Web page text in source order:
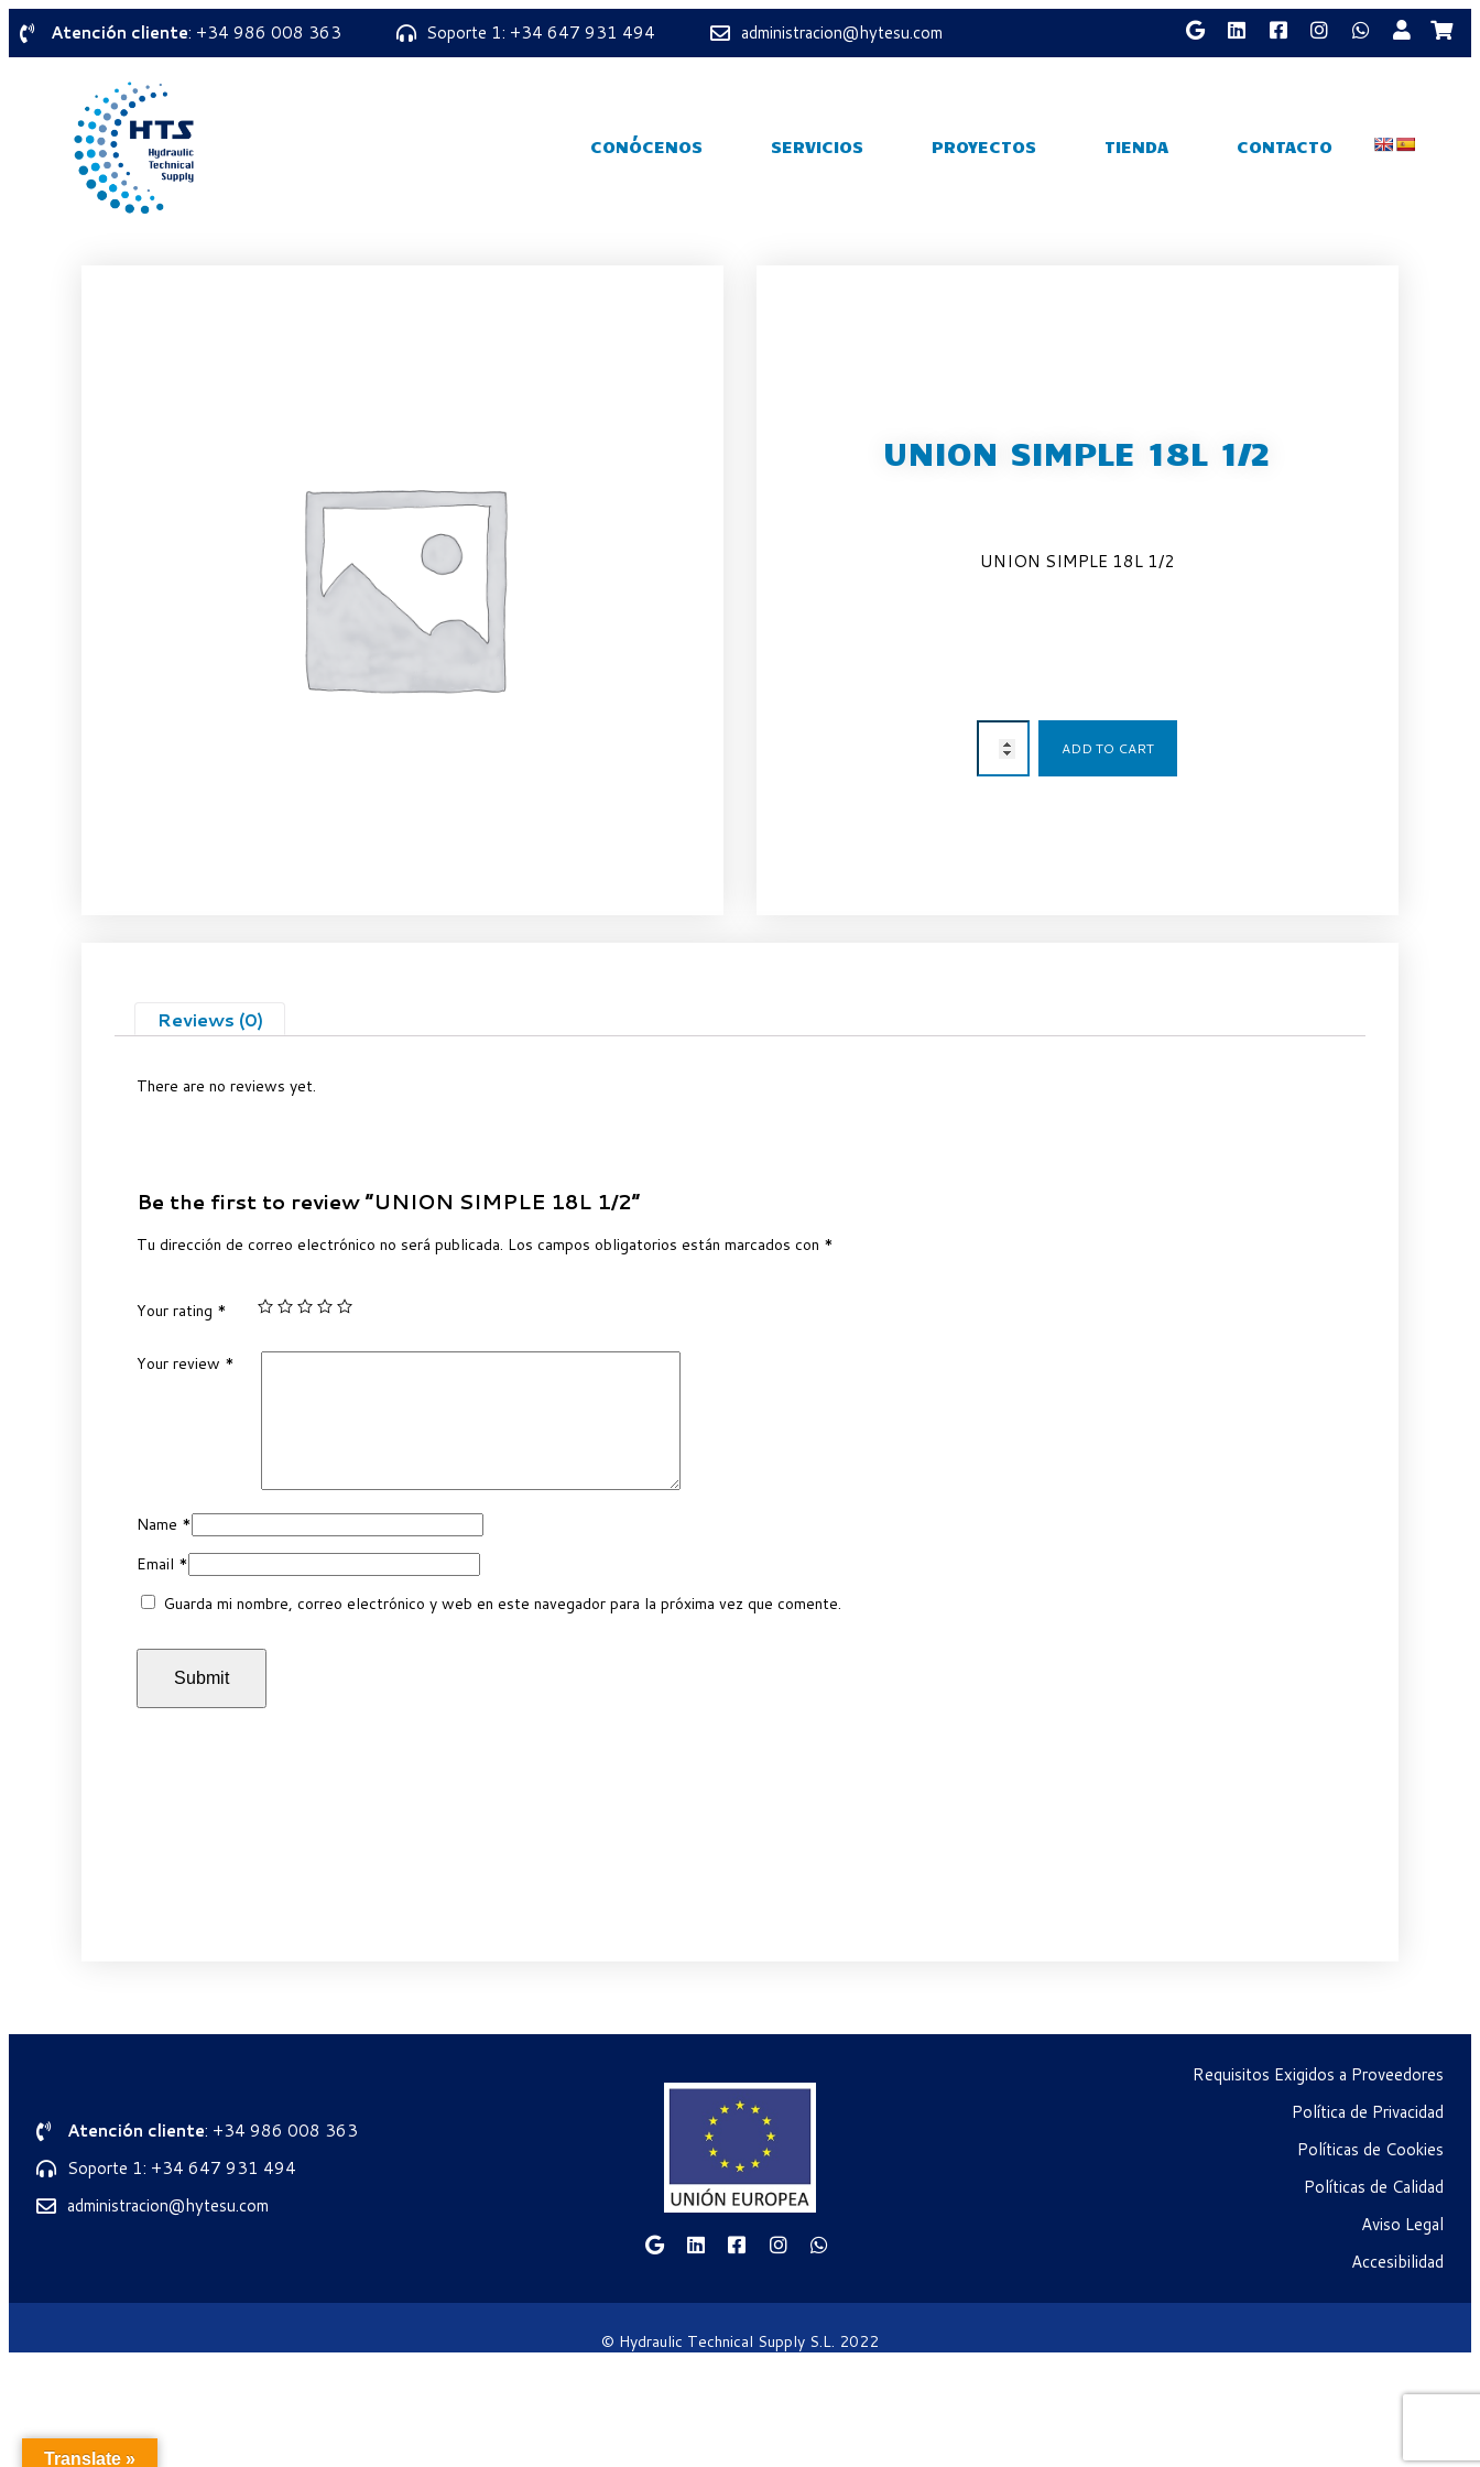
Atención cliente: +34 986 008 363 Soporte 1: +34 647 931 494 administracion@hytesu.com
CONÓCENOS SERVICIOS PROYECTOS TIENDA CONTACTO
UNION SIMPLE 18L 1/2
UNION SIMPLE 18L 1/2
ADD TO CART
Reviews (0)
There are no reviews yet.
Be the first to review “UNION SIMPLE 18L 1/2”
Tu dirección de correo electrónico no será publicada. Los campos obligatorios están marcados con *
Your rating *
Your review *
Name *
Email *
Guarda mi nombre, correo electrónico y web en este navegador para la próxima vez que comente.
Atención cliente: +34 986 008 363
Soporte 1: +34 647 931 494
administracion@hytesu.com
Requisitos Exigidos a Proveedores
Política de Privacidad
Políticas de Cookies
Políticas de Calidad
Aviso Legal
Accesibilidad
© Hydraulic Technical Supply S.L. 2022
Translate »